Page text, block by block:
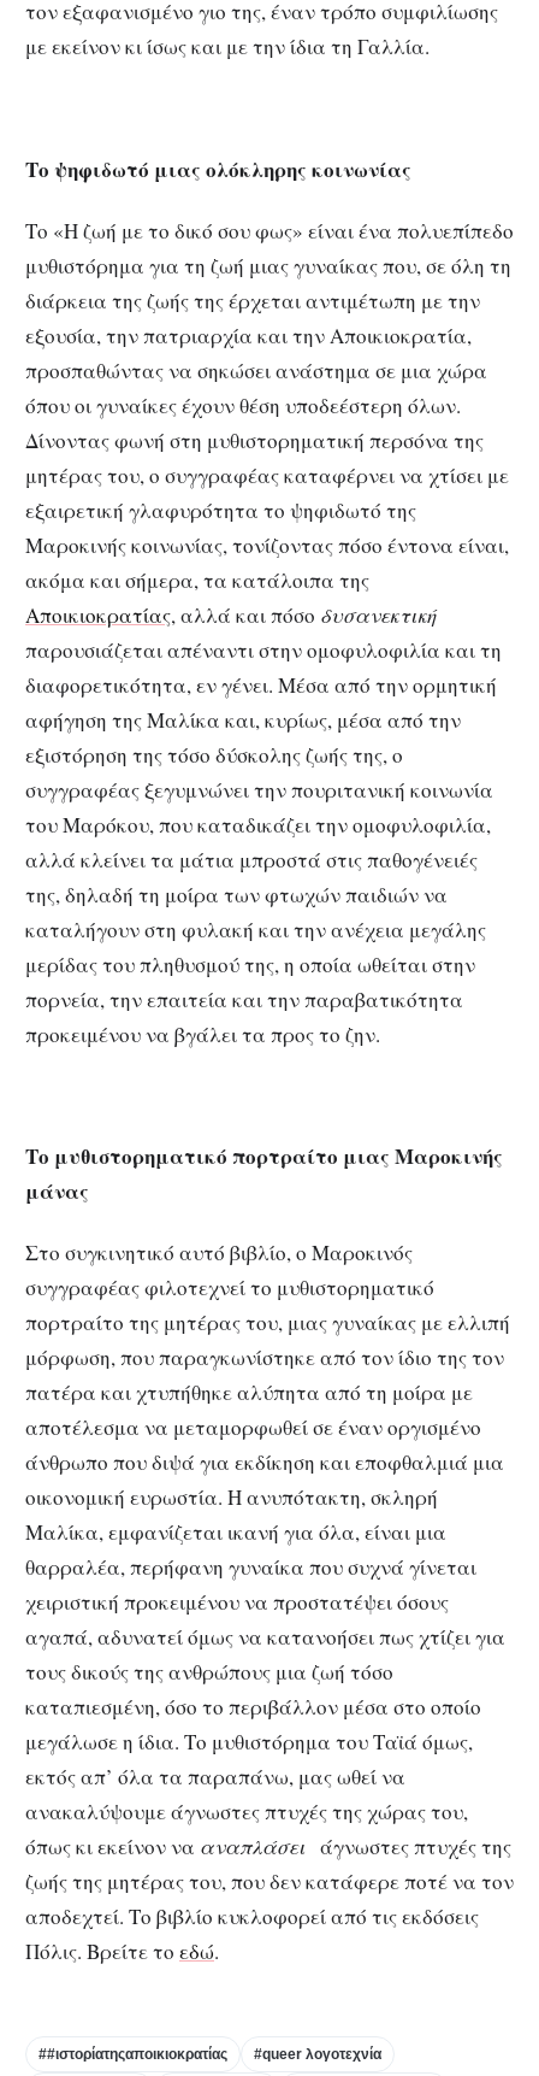
τον εξαφανισμένο γιο της, έναν τρόπο συμφιλίωσης
με εκείνον κι ίσως και με την ίδια τη Γαλλία.
Το ψηφιδωτό μιας ολόκληρης κοινωνίας
Το «Η ζωή με το δικό σου φως» είναι ένα πολυεπίπεδο
μυθιστόρημα για τη ζωή μιας γυναίκας που, σε όλη τη
διάρκεια της ζωής της έρχεται αντιμέτωπη με την
εξουσία, την πατριαρχία και την Αποικιοκρατία,
προσπαθώντας να σηκώσει ανάστημα σε μια χώρα
όπου οι γυναίκες έχουν θέση υποδεέστερη όλων.
Δίνοντας φωνή στη μυθιστορηματική περσόνα της
μητέρας του, ο συγγραφέας καταφέρνει να χτίσει με
εξαιρετική γλαφυρότητα το ψηφιδωτό της
Μαροκινής κοινωνίας, τονίζοντας πόσο έντονα είναι,
ακόμα και σήμερα, τα κατάλοιπα της
Αποικιοκρατίας, αλλά και πόσο δυσανεκτική
παρουσιάζεται απέναντι στην ομοφυλοφιλία και τη
διαφορετικότητα, εν γένει. Μέσα από την ορμητική
αφήγηση της Μαλίκα και, κυρίως, μέσα από την
εξιστόρηση της τόσο δύσκολης ζωής της, ο
συγγραφέας ξεγυμνώνει την πουριτανική κοινωνία
του Μαρόκου, που καταδικάζει την ομοφυλοφιλία,
αλλά κλείνει τα μάτια μπροστά στις παθογένειές
της, δηλαδή τη μοίρα των φτωχών παιδιών να
καταλήγουν στη φυλακή και την ανέχεια μεγάλης
μερίδας του πληθυσμού της, η οποία ωθείται στην
πορνεία, την επαιτεία και την παραβατικότητα
προκειμένου να βγάλει τα προς το ζην.
Το μυθιστορηματικό πορτραίτο μιας Μαροκινής
μάνας
Στο συγκινητικό αυτό βιβλίο, ο Μαροκινός
συγγραφέας φιλοτεχνεί το μυθιστορηματικό
πορτραίτο της μητέρας του, μιας γυναίκας με ελλιπή
μόρφωση, που παραγκωνίστηκε από τον ίδιο της τον
πατέρα και χτυπήθηκε αλύπητα από τη μοίρα με
αποτέλεσμα να μεταμορφωθεί σε έναν οργισμένο
άνθρωπο που διψά για εκδίκηση και εποφθαλμιά μια
οικονομική ευρωστία. Η ανυπότακτη, σκληρή
Μαλίκα, εμφανίζεται ικανή για όλα, είναι μια
θαρραλέα, περήφανη γυναίκα που συχνά γίνεται
χειριστική προκειμένου να προστατέψει όσους
αγαπά, αδυνατεί όμως να κατανοήσει πως χτίζει για
τους δικούς της ανθρώπους μια ζωή τόσο
καταπιεσμένη, όσο το περιβάλλον μέσα στο οποίο
μεγάλωσε η ίδια. Το μυθιστόρημα του Ταϊά όμως,
εκτός απ’ όλα τα παραπάνω, μας ωθεί να
ανακαλύψουμε άγνωστες πτυχές της χώρας του,
όπως κι εκείνον να αναπλάσει άγνωστες πτυχές της
ζωής της μητέρας του, που δεν κατάφερε ποτέ να τον
αποδεχτεί. Το βιβλίο κυκλοφορεί από τις εκδόσεις
Πόλις. Βρείτε το εδώ.
##ιστορίατηςαποικιοκρατίας #queer λογοτεχνία